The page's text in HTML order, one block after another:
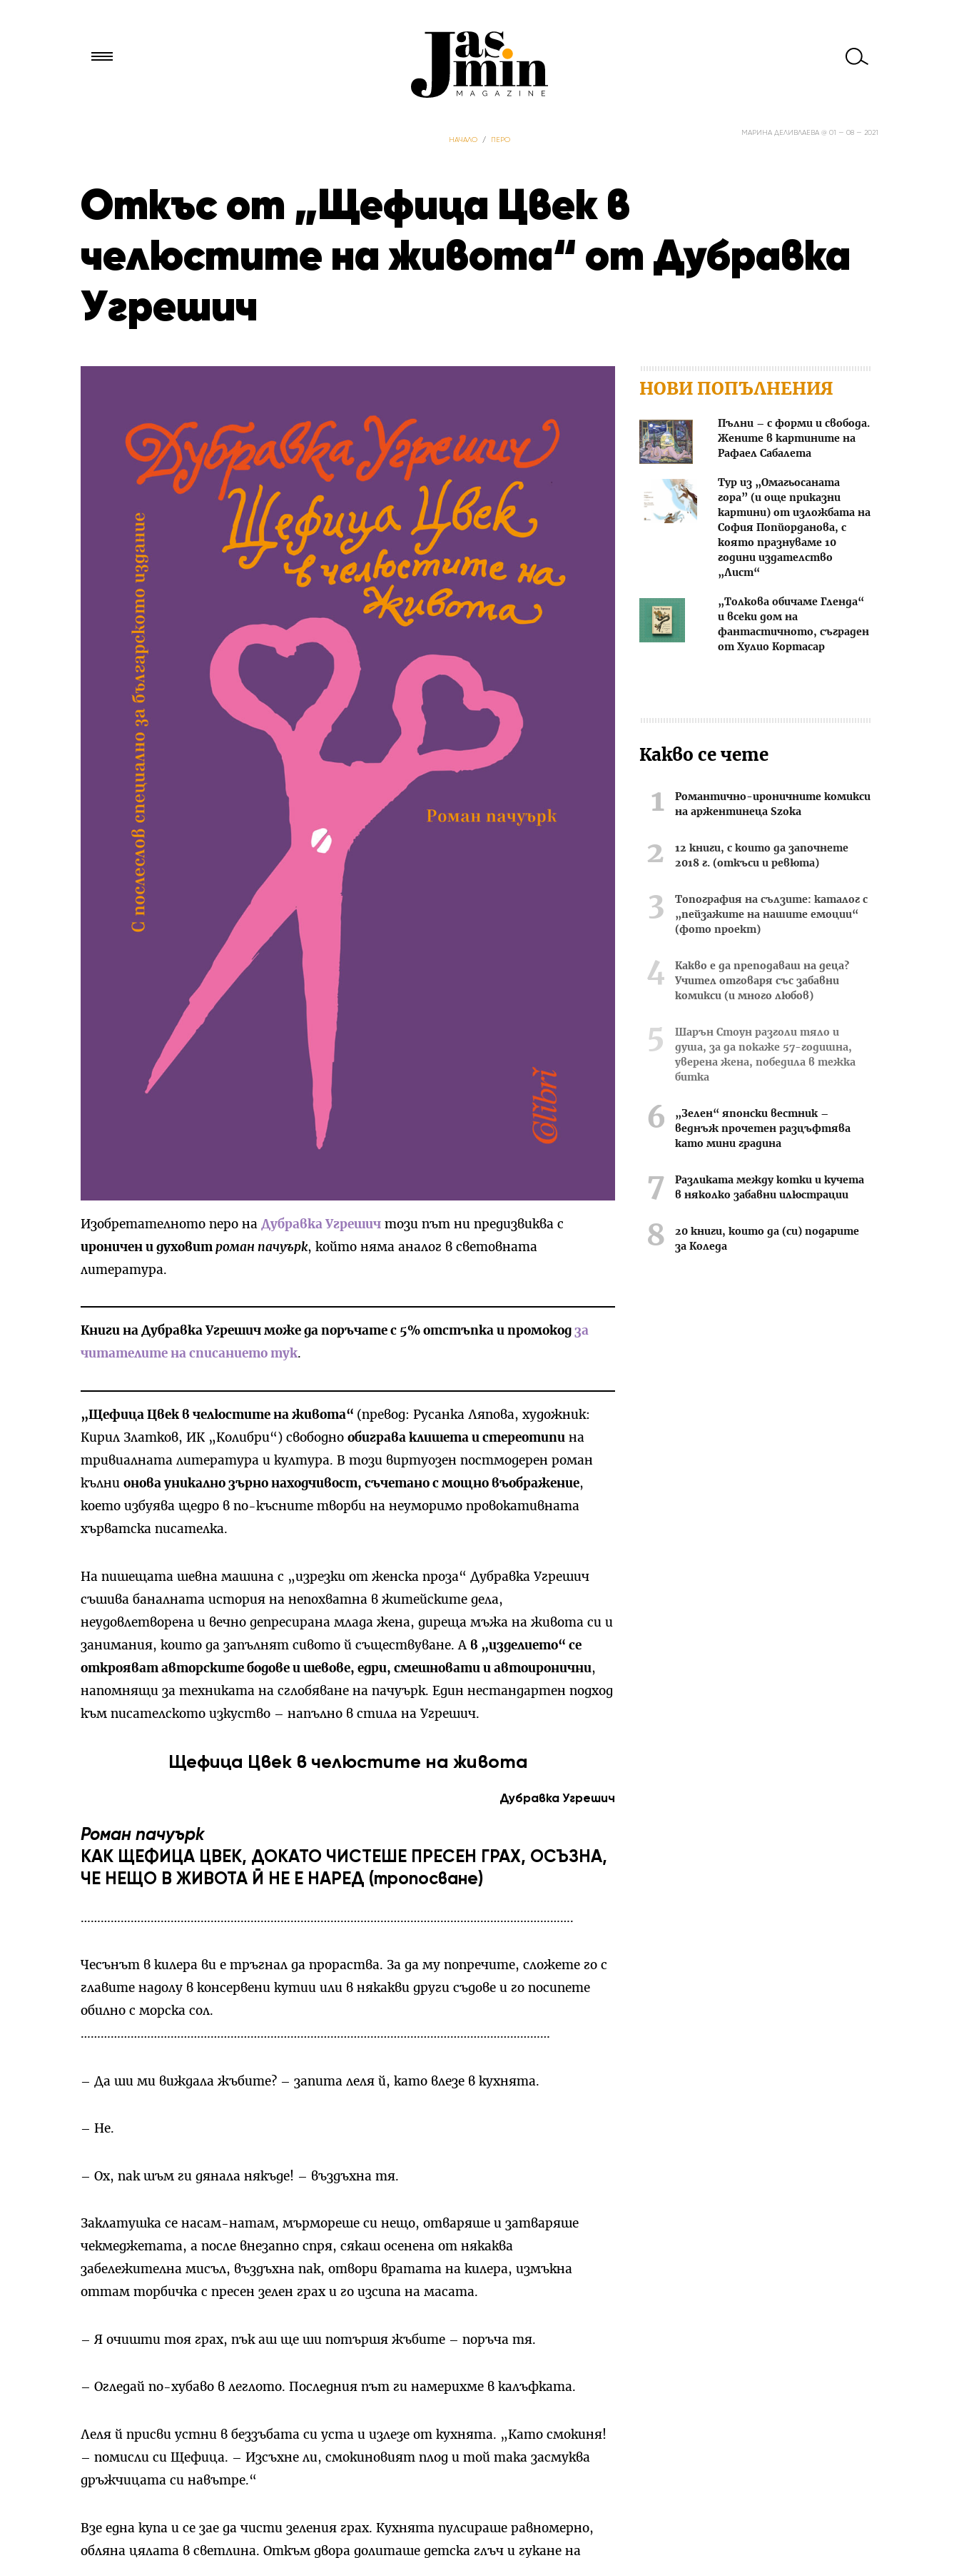
НАЧАЛО / ПЕРО
Откъс от „Щефица Цвек в
челюстите на живота“ от Дубравка
Угрешич
МАРИНА ДЕЛИВЛАЕВА @ 01 — 08 — 2021
Изобретателното перо на Дубравка Угрешич този път ни предизвиква с
ироничен и духовит роман пачуърк, който няма аналог в световната
литература.
Книги на Дубравка Угрешич може да поръчате с 5% отстъпка и промокод за
читателите на списанието тук.
„Щефица Цвек в челюстите на живота“ (превод: Русанка Ляпова, художник:
Кирил Златков, ИК „Колибри“) свободно обиграва клишета и стереотипи на
тривиалната литература и култура. В този виртуозен постмодерен роман
кълни онова уникално зърно находчивост, съчетано с мощно въображение,
което избуява щедро в по-късните творби на неуморимо провокативната
хърватска писателка.
На пишещата шевна машина с „изрезки от женска проза“ Дубравка Угрешич
съшива баналната история на непохватна в житейските дела,
неудовлетворена и вечно депресирана млада жена, диреща мъжа на живота си и
занимания, които да запълнят сивото й съществуване. А в „изделието“ се
открояват авторските бодове и шевове, едри, смешновати и автоиронични,
напомнящи за техниката на сглобяване на пачуърк. Един нестандартен подход
към писателското изкуство – напълно в стила на Угрешич.
Щефица Цвек в челюстите на живота
Дубравка Угрешич
Роман пачуърк
КАК ЩЕФИЦА ЦВЕК, ДОКАТО ЧИСТЕШЕ ПРЕСЕН ГРАХ, ОСЪЗНА,
ЧЕ НЕЩО В ЖИВОТА Й НЕ Е НАРЕД (тропосване)
………………………………………………………………………………………………………………………………….
Чесънът в килера ви е тръгнал да прораства. За да му попречите, сложете го с
главите надолу в консервени кутии или в някакви други съдове и го посипете
обилно с морска сол.
……………………………………………………………………………………………………………………………
– Да ши ми виждала жъбите? – запита леля й, като влезе в кухнята.
– Не.
– Ох, пак шъм ги дянала някъде! – въздъхна тя.
Заклатушка се насам-натам, мърмореше си нещо, отваряше и затваряше
чекмеджетата, а после внезапно спря, сякаш осенена от някаква
забележителна мисъл, въздъхна пак, отвори вратата на килера, измъкна
оттам торбичка с пресен зелен грах и го изсипа на масата.
– Я очишти тоя грах, пък аш ще ши потършя жъбите – поръча тя.
– Огледай по-хубаво в леглото. Последния път ги намерихме в калъфката.
Леля й присви устни в беззъбата си уста и излезе от кухнята. „Като смокиня!
– помисли си Щефица. – Изсъхне ли, смокиновият плод и той така засмуква
дръжчицата си навътре.“
Взе една купа и се зае да чисти зеления грах. Кухнята пулсираше равномерно,
обляна цялата в светлина. Откъм двора долиташе детска глъч и гукане на
НОВИ ПОПЪЛНЕНИЯ
Пълни – с форми и свобода.
Жените в картините на
Рафаел Сабалета
Тур из „Омагьосаната
гора” (и още приказни
картини) от изложбата на
София Попйорданова, с
която празнуваме 10
години издателство
„Лист“
„Толкова обичаме Гленда“
и всеки дом на
фантастичното, съграден
от Хулио Кортасар
Какво се чете
Романтично-ироничните комикси
на аржентинеца Szoka
12 книги, с които да започнете
2018 г. (откъси и ревюта)
Топография на сълзите: каталог с
„пейзажите на нашите емоции“
(фото проект)
Какво е да преподаваш на деца?
Учител отговаря със забавни
комикси (и много любов)
Шарън Стоун разголи тяло и
душа, за да покаже 57-годишна,
уверена жена, победила в тежка
битка
„Зелен“ японски вестник –
веднъж прочетен разцъфтява
като мини градина
Разликата между котки и кучета
в няколко забавни илюстрации
20 книги, които да (си) подарите
за Коледа